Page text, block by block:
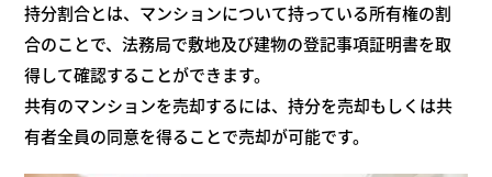
持分割合とは、マンションについて持っている所有権の割
合のことで、法務局で敷地及び建物の登記事項証明書を取
得して確認することができます。
共有のマンションを売却するには、持分を売却もしくは共
有者全員の同意を得ることで売却が可能です。